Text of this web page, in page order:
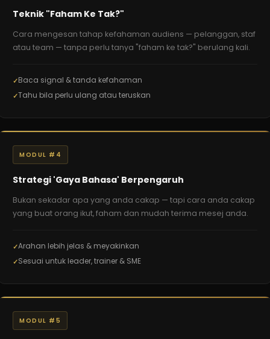
Teknik "Faham Ke Tak?"
Cara mengesan tahap kefahaman audiens — pelanggan, staf
atau team — tanpa perlu tanya "faham ke tak?" berulang kali.
Baca signal & tanda kefahaman
Tahu bila perlu ulang atau teruskan
MODUL #4
Strategi 'Gaya Bahasa' Berpengaruh
Bukan sekadar apa yang anda cakap — tapi cara anda cakap
yang buat orang ikut, faham dan mudah terima mesej anda.
Arahan lebih jelas & meyakinkan
Sesuai untuk leader, trainer & SME
MODUL #5